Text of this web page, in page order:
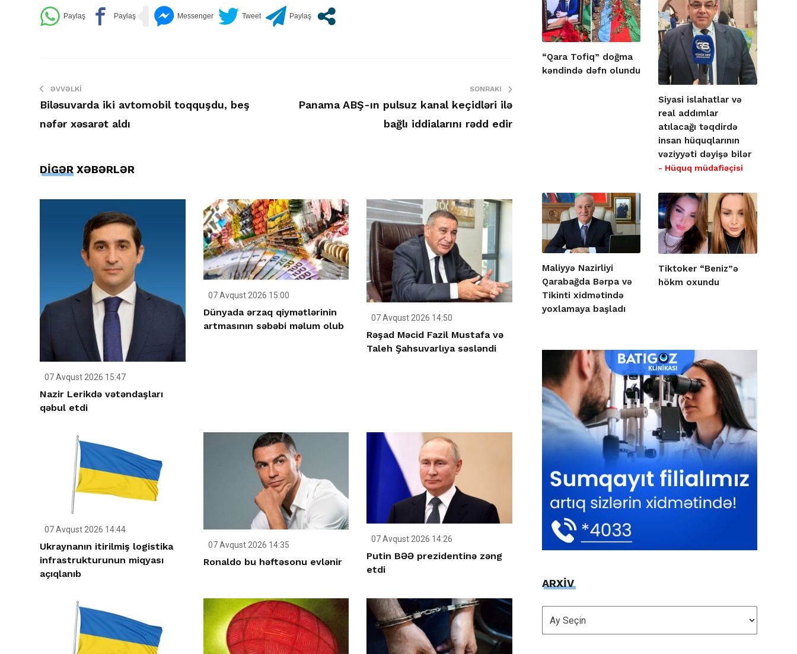
ƏVVƏLKI
Biləsuvarda iki avtomobil toqquşdu, beş
nəfər xəsarət aldı
SONRAKI
Panama ABŞ-ın pulsuz kanal keçidləri ilə
bağlı iddialarını rədd edir
DİGƏR XƏBƏRLƏR
07 Avqust 2026 15:47
Nazir Lerikdə vətəndaşları
qəbul etdi
07 Avqust 2026 15:00
Dünyada ərzaq qiymətlərinin
artmasının səbəbi məlum olub
07 Avqust 2026 14:50
Rəşad Məcid Fazil Mustafa və
Taleh Şahsuvarlıya səsləndi
07 Avqust 2026 14:44
Ukraynanın itirilmiş logistika
infrastrukturunun miqyası
açıqlanıb
07 Avqust 2026 14:35
Ronaldo bu həftəsonu evlənir
07 Avqust 2026 14:26
Putin BƏƏ prezidentinə zəng
etdi
“Qara Tofiq” doğma
kəndində dəfn olundu
Siyasi islahatlar və
real addımlar
atılacağı təqdirdə
insan hüquqlarının
vəziyyəti dəyişə bilər
- Hüquq müdafiəçisi
Maliyyə Nazirliyi
Qarabağda Bərpa və
Tikinti xidmətində
yoxlamaya başladı
Tiktoker “Beniz”ə
hökm oxundu
ARXİV
ARXİV